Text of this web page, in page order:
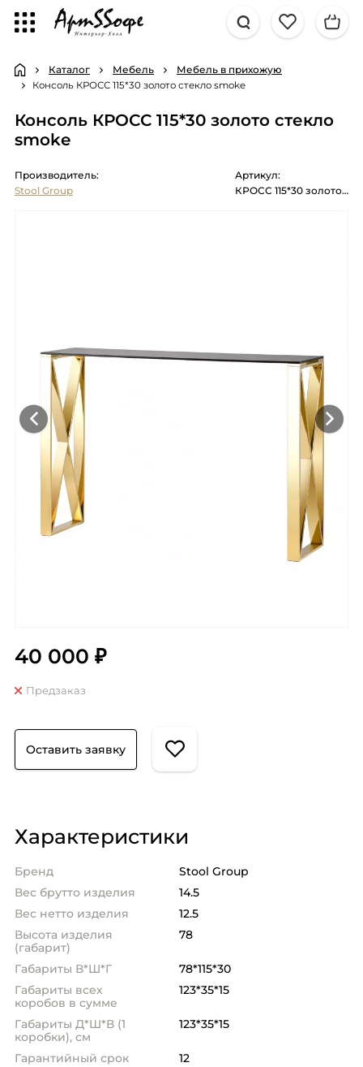
Каталог Мебель Мебель в прихожую
Консоль КРОСС 115*30 золото стекло smoke
Консоль КРОСС 115*30 золото стекло
smoke
Производитель:
Stool Group
Артикул:
КРОСС 115*30 золото стекло smoke закаленное каркас нержавеющая с
40 000 ₽
Предзаказ
Оставить заявку
Характеристики
Бренд
Stool Group
Вес брутто изделия
14.5
Вес нетто изделия
12.5
Высота изделия
(габарит)
78
Габариты В*Ш*Г
78*115*30
Габариты всех
коробов в сумме
123*35*15
Габариты Д*Ш*В (1
коробки), см
123*35*15
Гарантийный срок
12